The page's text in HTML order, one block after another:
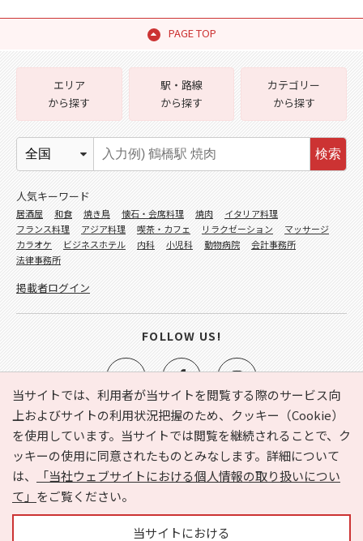
PAGE TOP
当サイトでは、利用者が当サイトを閲覧する際のサービス向
上およびサイトの利用状況把握のため、クッキー（Cookie）
を使用しています。当サイトでは閲覧を継続されることで、ク
ッキーの使用に同意されたものとみなします。詳細について
は、
「当社ウェブサイトにおける個人情報の取り扱いについ
て」 をご覧ください。
当サイトにおける
e-NAVITA（イーナビタ）とは？ お気に入り
ヘルプ
利用規約
個人情報の取り扱いについて
運営会社
サイトマップ
広告掲載に関するお問い合わせ
エリア
から探す
駅・路線
から探す
カテゴリー
から探す
検索
人気キーワード
居酒屋 和食 焼き鳥 懐石・会席料理 焼肉
イタリア料理
フランス料理
アジア料理 喫茶・カフェ リラクゼーション
マッサージ
カラオケ
ビジネスホテル 内科 小児科 動物病院
会計事務所
法律事務所
掲載者ログイン
FOLLOW US!